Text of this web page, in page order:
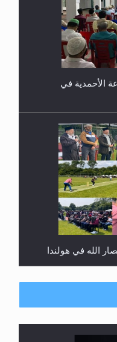
الأحمدية في
الله في هولندا